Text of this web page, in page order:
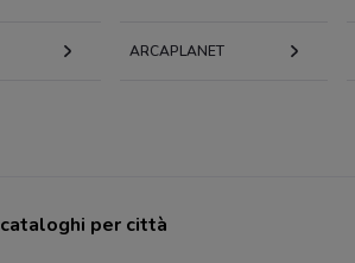
ARCAPLANET
per città